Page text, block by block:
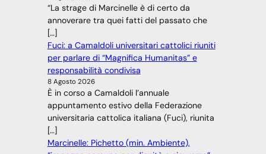
“La strage di Marcinelle è di certo da
annoverare tra quei fatti del passato che
[…]
Fuci: a Camaldoli universitari cattolici riuniti
per parlare di “Magnifica Humanitas” e
responsabilità condivisa
8 Agosto 2026
È in corso a Camaldoli l’annuale
appuntamento estivo della Federazione
universitaria cattolica italiana (Fuci), riunita
[…]
Marcinelle: Pichetto (min. Ambiente),